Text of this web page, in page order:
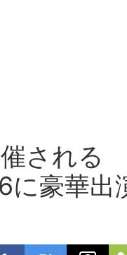
される
に豪華出